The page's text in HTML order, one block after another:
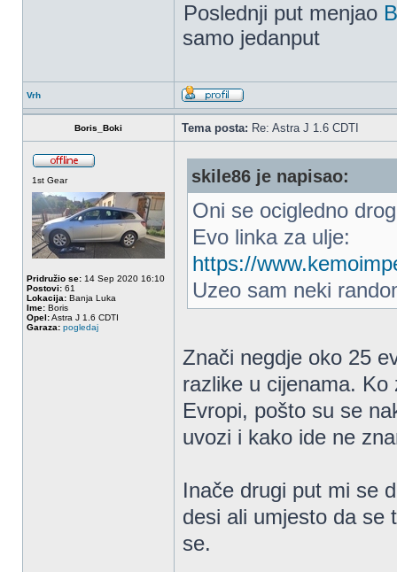
Poslednji put menjao
samo jedanput
Vrh
Boris_Boki Tema posta: Re: Astra J 1.6 CDTI
1st Gear
Pridružio se: 14 Sep 2020 16:10
Postovi: 61
Lokacija: Banja Luka
Ime: Boris
Opel:Astra J 1.6 CDTI
Garaza: pogledaj
skile86 je napisao:
Oni se ocigledno
Evo linka za ulje:
https://
Uzeo sam neki
Znači negdje oko 25
razlike u cijenama.
Evropi, pošto su se
uvozi i kako ide ne
Inače drugi put mi se
desi ali umjesto da se
se.